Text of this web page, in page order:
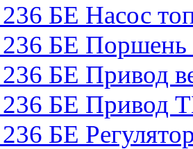
БЕ Насос
БЕ Поршень
БЕ Привод
БЕ Привод
БЕ